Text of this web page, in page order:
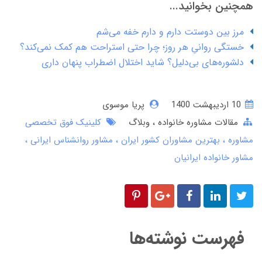
همچنین بخوانید...
مرز بین دوستت دارم و دارم خفه می‌شم
خستگی روانیِ هر روز؛ چرا حتی استراحت هم کمک نمی‌کند؟
دلشوره‌های بی‌دلیل؟ شاید اختلال اضطراب پنهان داری
پریا موسوی
مقالات مشاوره خانواده وبلاگ
کلینیک فوق تخصصی
مشاوره
بهترین مشاوران کشور ایران
مشاور روانشناس ایرانی
مشاور خانواده ایرانیان
فهرست نوشته‌ها